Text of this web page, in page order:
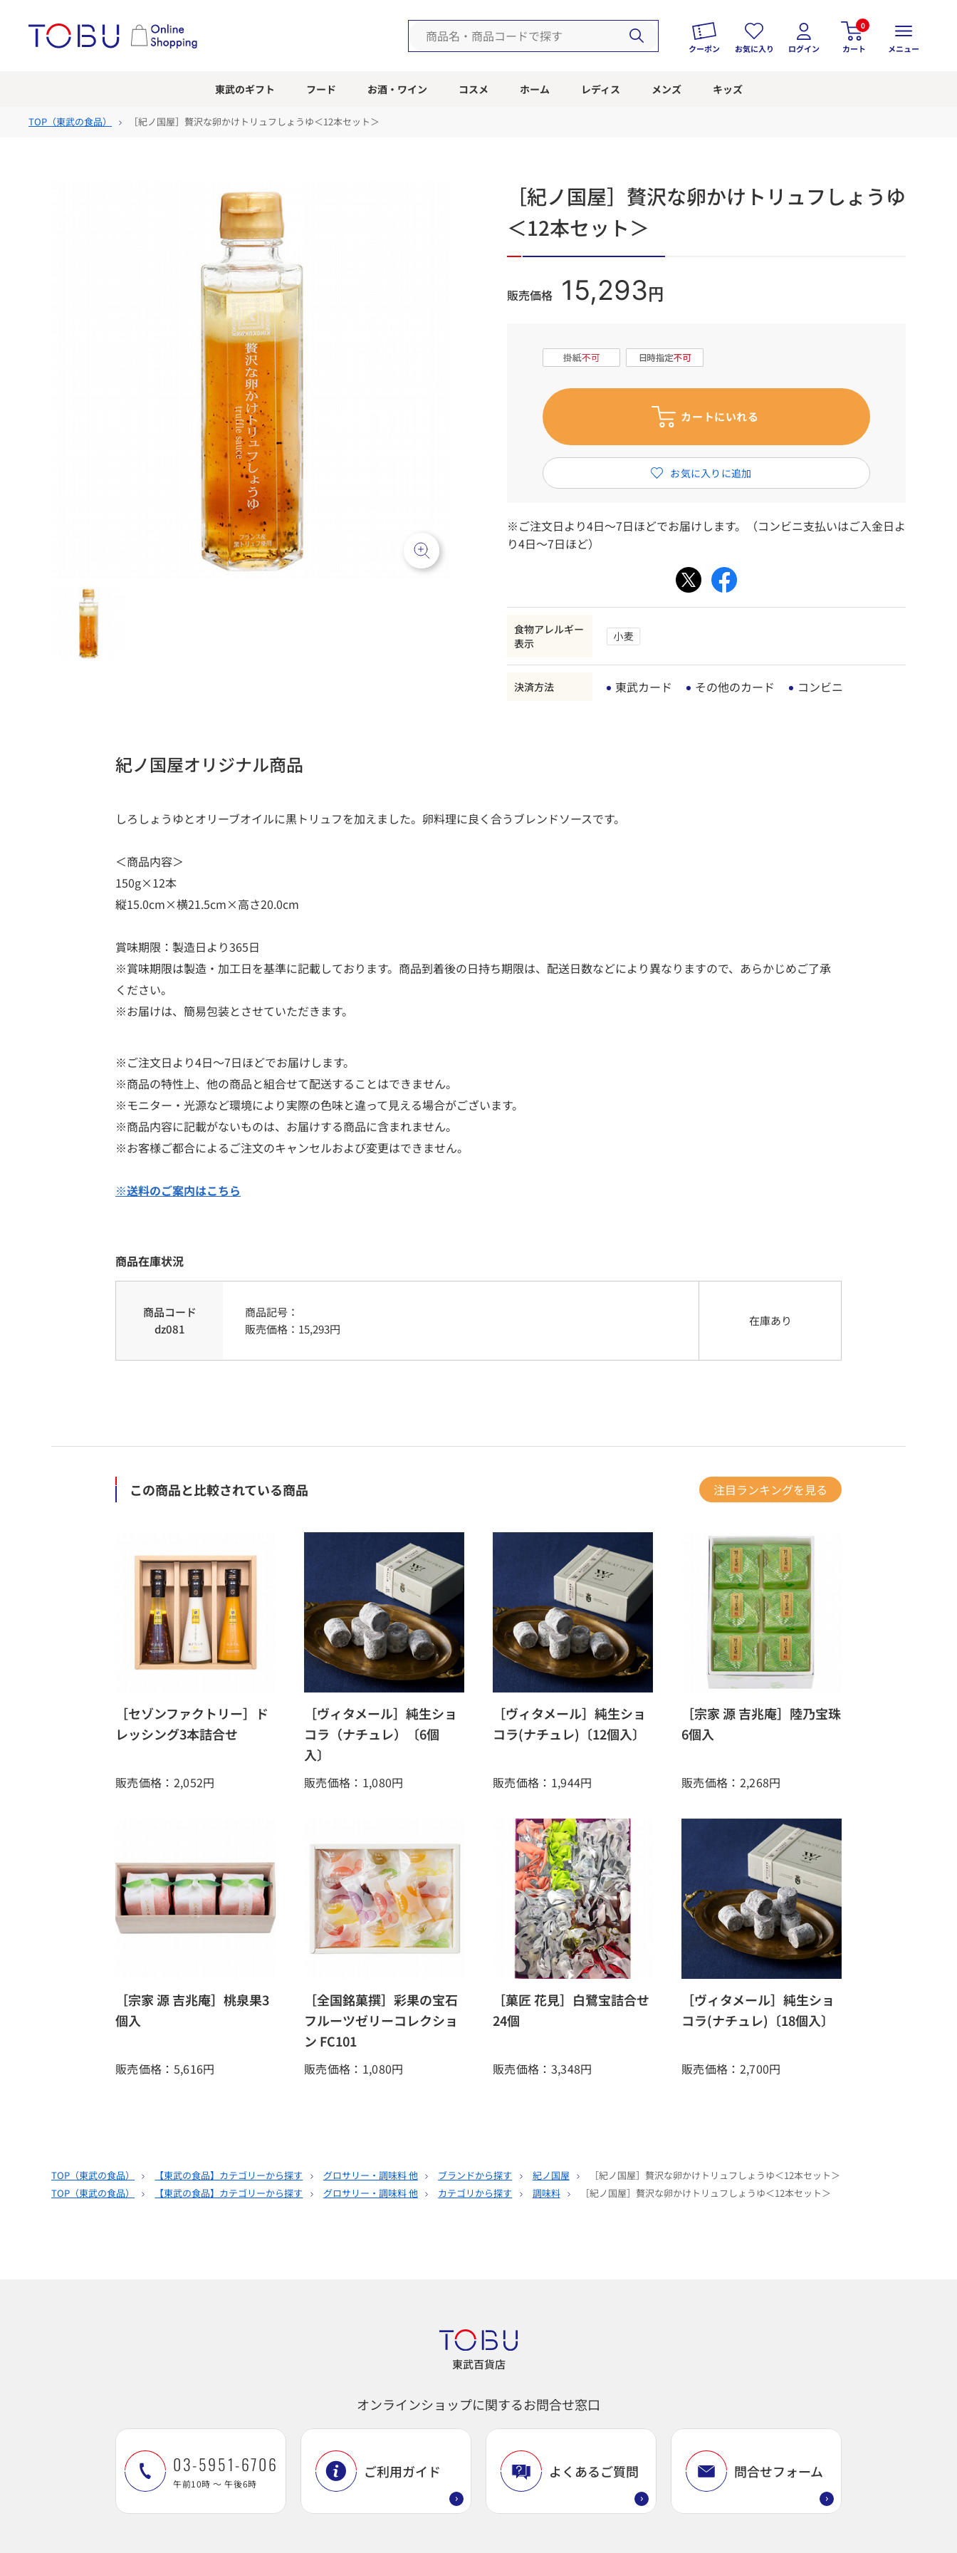
クーポン お気に入り ログイン
0
カート メニュー
東武のギフト フード お酒・ワイン コスメ ホーム レディス メンズ キッズ
TOP（東武の食品） ［紀ノ国屋］贅沢な卵かけトリュフしょうゆ＜12本セット＞
［紀ノ国屋］贅沢な卵かけトリュフしょうゆ
＜12本セット＞
販売価格 15,293円
※ご注文日より4日～7日ほどでお届けします。（コンビニ支払いはご入金日よ
り4日～7日ほど）
食物アレルギー
表示
決済方法 東武カード その他のカード コンビニ
紀ノ国屋オリジナル商品
しろしょうゆとオリーブオイルに黒トリュフを加えました。卵料理に良く合うブレンドソースです。
＜商品内容＞
150g×12本
縦15.0cm×横21.5cm×高さ20.0cm
賞味期限：製造日より365日
※賞味期限は製造・加工日を基準に記載しております。商品到着後の日持ち期限は、配送日数などにより異なりますので、あらかじめご了承
ください。
※お届けは、簡易包装とさせていただきます。
※ご注文日より4日～7日ほどでお届けします。
※商品の特性上、他の商品と組合せて配送することはできません。
※モニター・光源など環境により実際の色味と違って見える場合がございます。
※商品内容に記載がないものは、お届けする商品に含まれません。
※お客様ご都合によるご注文のキャンセルおよび変更はできません。
※送料のご案内はこちら
商品在庫状況
商品コード
dz081
商品記号：
販売価格： 15,293円
在庫あり
この商品と比較されている商品 注目ランキングを見る
［セゾンファクトリー］ド
レッシング3本詰合せ
販売価格：2,052円
［ヴィタメール］純生ショ
コラ（ナチュレ）〔6個
入〕
販売価格：1,080円
［ヴィタメール］純生ショ
コラ(ナチュレ)〔12個入〕
販売価格：1,944円
［宗家 源 吉兆庵］陸乃宝珠
6個入
販売価格：2,268円
［宗家 源 吉兆庵］桃泉果3
個入
販売価格：5,616円
［全国銘菓撰］彩果の宝石
フルーツゼリーコレクショ
ン FC101
販売価格：1,080円
［菓匠 花見］白鷺宝詰合せ
24個
販売価格：3,348円
［ヴィタメール］純生ショ
コラ(ナチュレ)〔18個入〕
販売価格：2,700円
TOP（東武の食品） 【東武の食品】カテゴリーから探す グロサリー・調味料 他 ブランドから探す 紀ノ国屋
［紀ノ国屋］贅沢な卵かけトリュフしょうゆ＜12本セット＞
TOP（東武の食品） 【東武の食品】カテゴリーから探す グロサリー・調味料 他 カテゴリから探す 調味料 ［紀ノ国屋］贅沢な卵かけトリュフしょうゆ＜12本セット＞
東武百貨店
オンラインショップに関するお問合せ窓口
03-5951-6706
午前10時 ～ 午後6時
ご利用ガイド よくあるご質問 問合せフォーム